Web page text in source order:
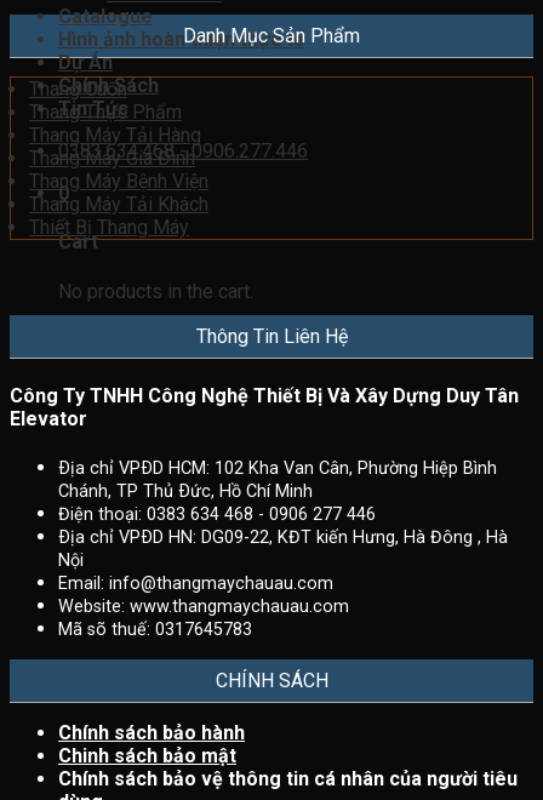
Catalogue
Hình ảnh hoàn thiện thực tế
Dự Án
Chính Sách
Tin Tức
0383.634.468 - 0906.277.446
0
Cart
No products in the cart.
Danh Mục Sản Phẩm
Thang Cuốn
Thang Thực Phẩm
Thang Máy Tải Hàng
Thang Máy Gia Đình
Thang Máy Bệnh Viện
Thang Máy Tải Khách
Thiết Bị Thang Máy
Thông Tin Liên Hệ
Công Ty TNHH Công Nghệ Thiết Bị Và Xây Dựng Duy Tân
Elevator
Ðịa chỉ VPÐD HCM: 102 Kha Van Cân, Phường Hiệp Bình
Chánh, TP Thủ Ðức, Hồ Chí Minh
Điện thoại: 0383 634 468 - 0906 277 446
Ðịa chỉ VPÐD HN: DG09-22, KĐT kiến Hưng, Hà Đông , Hà
Nội
Email: info@thangmaychauau.com
Website: www.thangmaychauau.com
Mã sõ thuế: 0317645783
CHÍNH SÁCH
Chính sách bảo hành
Chinh sách bảo mật
Chính sách bảo vệ thông tin cá nhân của người tiêu